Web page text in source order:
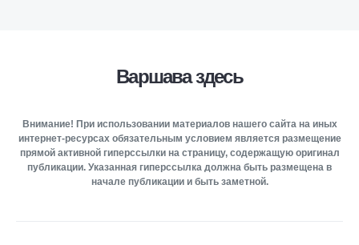
Варшава здесь
Внимание! При использовании материалов нашего сайта на иных
интернет-ресурсах обязательным условием является размещение
прямой активной гиперссылки на страницу, содержащую оригинал
публикации. Указанная гиперссылка должна быть размещена в
начале публикации и быть заметной.